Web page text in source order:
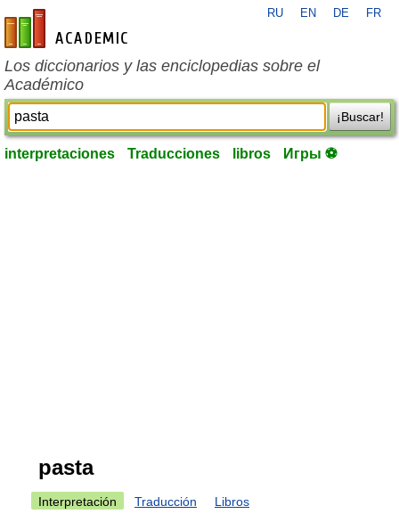
es-academic.com
RU EN DE FR
Los diccionarios y las enciclopedias sobre el
Académico
¡Buscar!
interpretaciones Traducciones libros Игры ⚽
pasta
Interpretación Traducción Libros